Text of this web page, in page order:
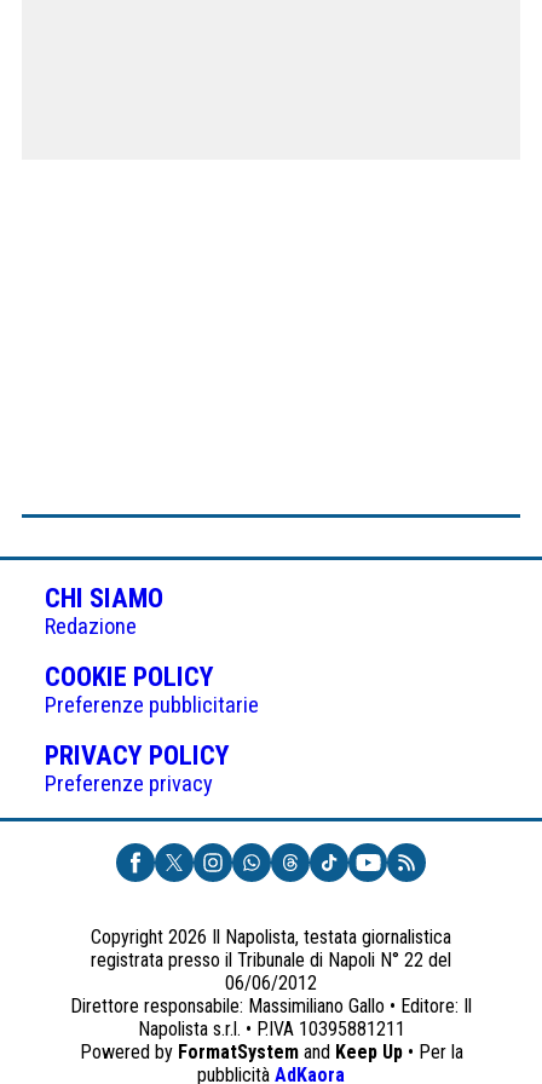
CHI SIAMO
Redazione
COOKIE POLICY(APRE
IN
UNA
NUOVA
Preferenze pubblicitarie
PRIVACY POLICY(APRE
UNA
NUOVA
SCHEDA)
Preferenze privacy
Copyright 2026 Il Napolista, testata giornalistica
registrata presso il Tribunale di Napoli N° 22 del
06/06/2012
Direttore responsabile: Massimiliano Gallo • Editore: Il
Napolista s.r.l. • P.IVA 10395881211
Powered by FormatSystemand Keep Up• Per la
pubblicità AdKaora